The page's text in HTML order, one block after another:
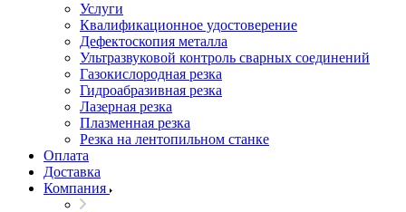
Услуги
Квалификационное удостоверение
Дефектоскопия металла
Ультразвуковой контроль сварных соединений
Газокислородная резка
Гидроабразивная резка
Лазерная резка
Плазменная резка
Резка на лентопильном станке
Оплата
Доставка
Компания